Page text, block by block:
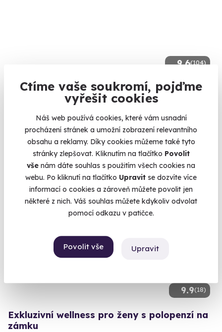
Ctíme vaše soukromí, pojďme
vyřešit cookies
Náš web používá cookies, které vám usnadní
procházení stránek a umožní zobrazení relevantního
obsahu a reklamy. Díky cookies můžeme také tyto
stránky zlepšovat. Kliknutím na tlačítko Povolit
vše nám dáte souhlas s použitím všech cookies na
webu. Po kliknutí na tlačítko Upravit se dozvíte více
informací o cookies a zároveň můžete povolit jen
některé z nich. Váš souhlas můžete kdykoliv odvolat
pomocí odkazu v patičce.
Povolit vše Upravit
9.6(104)
Thajská masáž
Zažijte Thajsko na vlastní kůži.
Karlovy Vary
(+ 10 dalších lokalit)
1 750 Kč
1 650 Kč
9.9(18)
Volný termín už 07. 08. 2026
Exkluzivní wellness pro ženy s polopenzí na
zámku